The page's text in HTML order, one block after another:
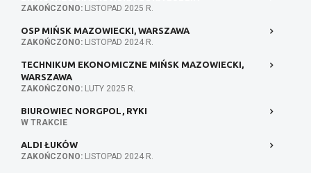
ZAKOŃCZONO: LISTOPAD 2025 R.
OSP MIŃSK MAZOWIECKI, WARSZAWA
ZAKOŃCZONO: LISTOPAD 2024 R.
TECHNIKUM EKONOMICZNE MIŃSK MAZOWIECKI,
WARSZAWA
ZAKOŃCZONO: LUTY 2025 R.
BIUROWIEC NORGPOL, RYKI
W TRAKCIE
ALDI ŁUKÓW
ZAKOŃCZONO: LISTOPAD 2024 R.